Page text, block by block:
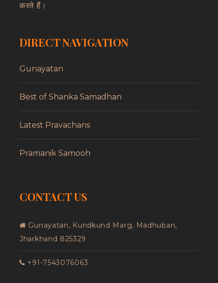
करते हैं।
DIRECT NAVIGATION
Gunayatan
Best of Shanka Samadhan
Latest Pravachans
Pramanik Samooh
CONTACT US
Gunayatan, Kundkund Marg, Madhuban,
Jharkhand 825329
+91-7543076063